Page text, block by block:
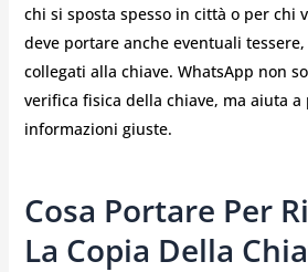
chi si sposta spesso in città o per chi
deve portare anche eventuali
collegati alla chiave. WhatsApp non
verifica fisica della chiave, ma aiuta
informazioni giuste.
Cosa Portare Per
La Copia Della